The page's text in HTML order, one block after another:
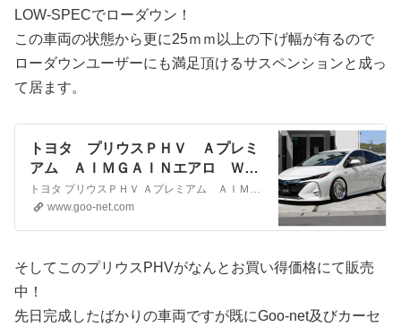
LOW-SPECでローダウン！
この車両の状態から更に25ｍｍ以上の下げ幅が有るので
ローダウンユーザーにも満足頂けるサスペンションと成っ
て居ます。
トヨタ プリウスＰＨＶ Ａプレミ
アム ＡＩＭＧＡＩＮエアロ ＷＯ
ＲＫ ＳｅｅｋａｒＭＸ 車高調
アーム １１．６インチＳＤナビ
寒冷地仕様 黒本革 ＴＳＳ ＢＳ
０ 地デジ Ｂカメラ 急速充電
トヨタ プリウスＰＨＶ Ａプレミアム ＡＩＭＧＡＩＮエアロ ＷＯＲＫ ＳｅｅｋａｒＭＸ 車高調 アーム １１．６インチＳＤナビ 寒冷地仕様 黒本革 ＴＳＳ ＢＳＭ ＩＣＳ ＬＫＤ ＥＴＣ２．０ 地デジ Ｂカメラ 急速充電の中古車情報。地デジＴＶキット付・クリアランスソナー・１００Ｖ＆２００Ｖ充電器 中古車検索なら日本最大級の中古車情報サイトグーネット中古車（…
www.goo-net.com
そしてこのプリウスPHVがなんとお買い得価格にて販売
中！
先日完成したばかりの車両ですが既にGoo-net及びカーセ